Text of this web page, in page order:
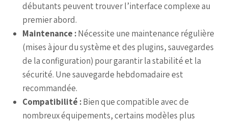
débutants peuvent trouver l’interface complexe au
premier abord.
Maintenance :Nécessite une maintenance régulière
(mises à jour du système et des plugins, sauvegardes
de la configuration) pour garantir la stabilité et la
sécurité. Une sauvegarde hebdomadaire est
recommandée.
Compatibilité :Bien que compatible avec de
nombreux équipements, certains modèles plus